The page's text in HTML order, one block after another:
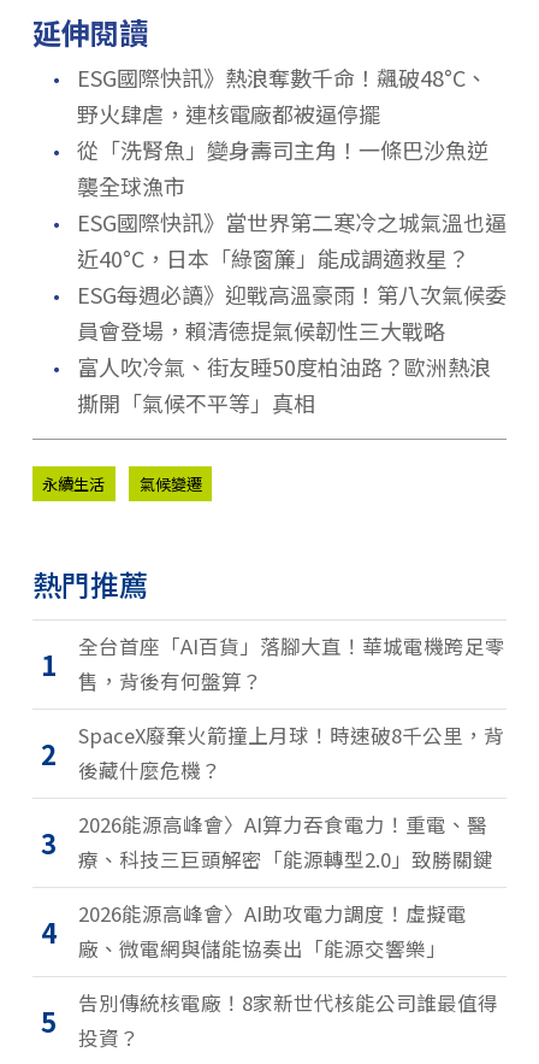
延伸閱讀
．
ESG國際快訊》熱浪奪數千命！飆破48°C、
野火肆虐，連核電廠都被逼停擺
． 從「洗腎魚」變身壽司主角！一條巴沙魚逆
襲全球漁市
．
ESG國際快訊》當世界第二寒冷之城氣溫也逼
近40°C，日本「綠窗簾」能成調適救星？
．
ESG每週必讀》迎戰高溫豪雨！第八次氣候委
員會登場，賴清德提氣候韌性三大戰略
．
富人吹冷氣、街友睡50度柏油路？歐洲熱浪
撕開「氣候不平等」真相
永續生活 氣候變遷
熱門推薦
1
全台首座「AI百貨」落腳大直！華城電機跨足零
售，背後有何盤算？
2
SpaceX廢棄火箭撞上月球！時速破8千公里，背
後藏什麼危機？
3
2026能源高峰會〉AI算力吞食電力！重電、醫
療、科技三巨頭解密「能源轉型2.0」致勝關鍵
4
2026能源高峰會〉AI助攻電力調度！虛擬電
廠、微電網與儲能協奏出「能源交響樂」
5
告別傳統核電廠！8家新世代核能公司誰最值得
投資？